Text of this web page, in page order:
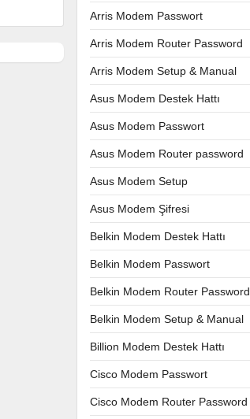
Arris Modem Passwort
Arris Modem Router Password
Arris Modem Setup & Manual
Asus Modem Destek Hattı
Asus Modem Passwort
Asus Modem Router password
Asus Modem Setup
Asus Modem Şifresi
Belkin Modem Destek Hattı
Belkin Modem Passwort
Belkin Modem Router Password
Belkin Modem Setup & Manual
Billion Modem Destek Hattı
Cisco Modem Passwort
Cisco Modem Router Password